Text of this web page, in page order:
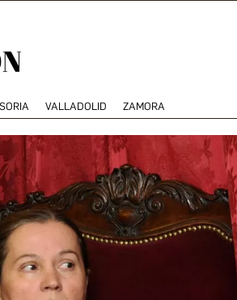
SORIA VALLADOLID ZAMORA